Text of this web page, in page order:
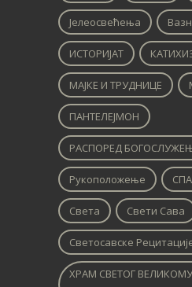
Јелеосвећења
ИСТОРИЈАТ
МАЈКЕ И ТРУДНИЦЕ
ПАНТЕЛЕЈМОН
РАСПОРЕД
Рукоположење
Света Свети Сава
Светосавске
ХРАМ СВЕТОГ